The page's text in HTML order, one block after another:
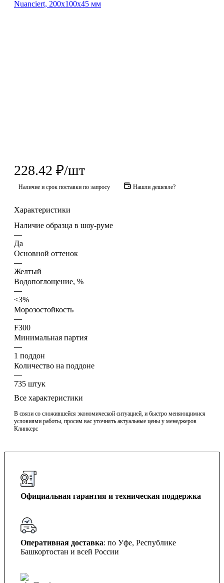
228.42 ₽/шт
Наличие и срок поставки по запросу Нашли дешевле?
Характеристики
Наличие образца в шоу-руме
—
Да
Основной оттенок
—
Желтый
Водопоглощение, %
—
<3%
Морозостойкость
—
F300
Минимальная партия
—
1 поддон
Количество на поддоне
—
735 штук
Все характеристики
В связи со сложившейся экономической ситуацией, и быстро меняющимися
условиями работы, просим вас уточнять актуальные цены у менеджеров
Клинкерс
Официальная гарантия и техническая поддержка
Оперативная доставка: по Уфе, Республике
Башкортостан и всей России